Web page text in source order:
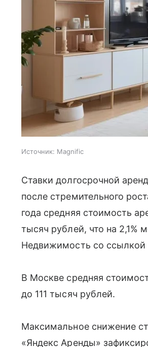
Источник: Magnific
Ставки долгосрочной
после стремительного
года средняя стоимость
тысяч рублей, что на
Недвижимость со ссылкой
В Москве средняя
до 111 тысяч рублей.
Максимальное снижение
«Яндекс Аренды»